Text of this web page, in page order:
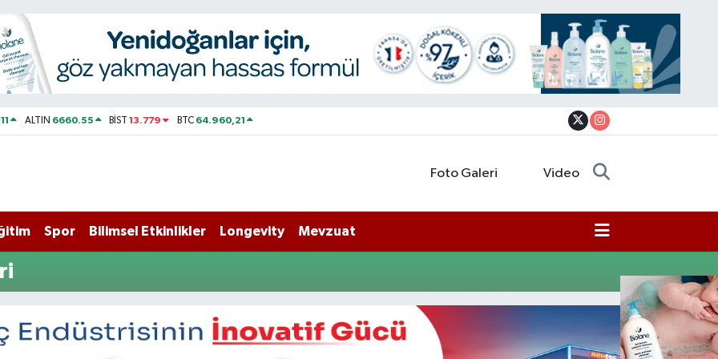
ALTIN 6660.55 BİST13.779 BTC 64.960,21
Foto Galeri Video
Spor Bilimsel Etkinlikler Longevity Mevzuat